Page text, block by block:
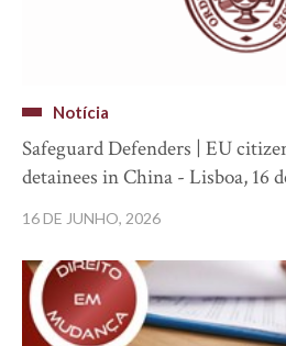
Notícia
Safeguard Defenders | EU
detainees in China - Lisboa, 16
16 DE JUNHO, 2026